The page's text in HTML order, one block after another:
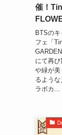
催！
BTSの
フェ「
にて再
や緑が
るよう
ラボカ...